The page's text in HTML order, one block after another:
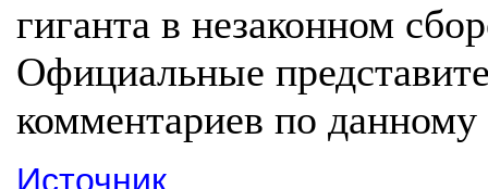
гиганта в незаконном
Официальные
комментариев по данному
Источник